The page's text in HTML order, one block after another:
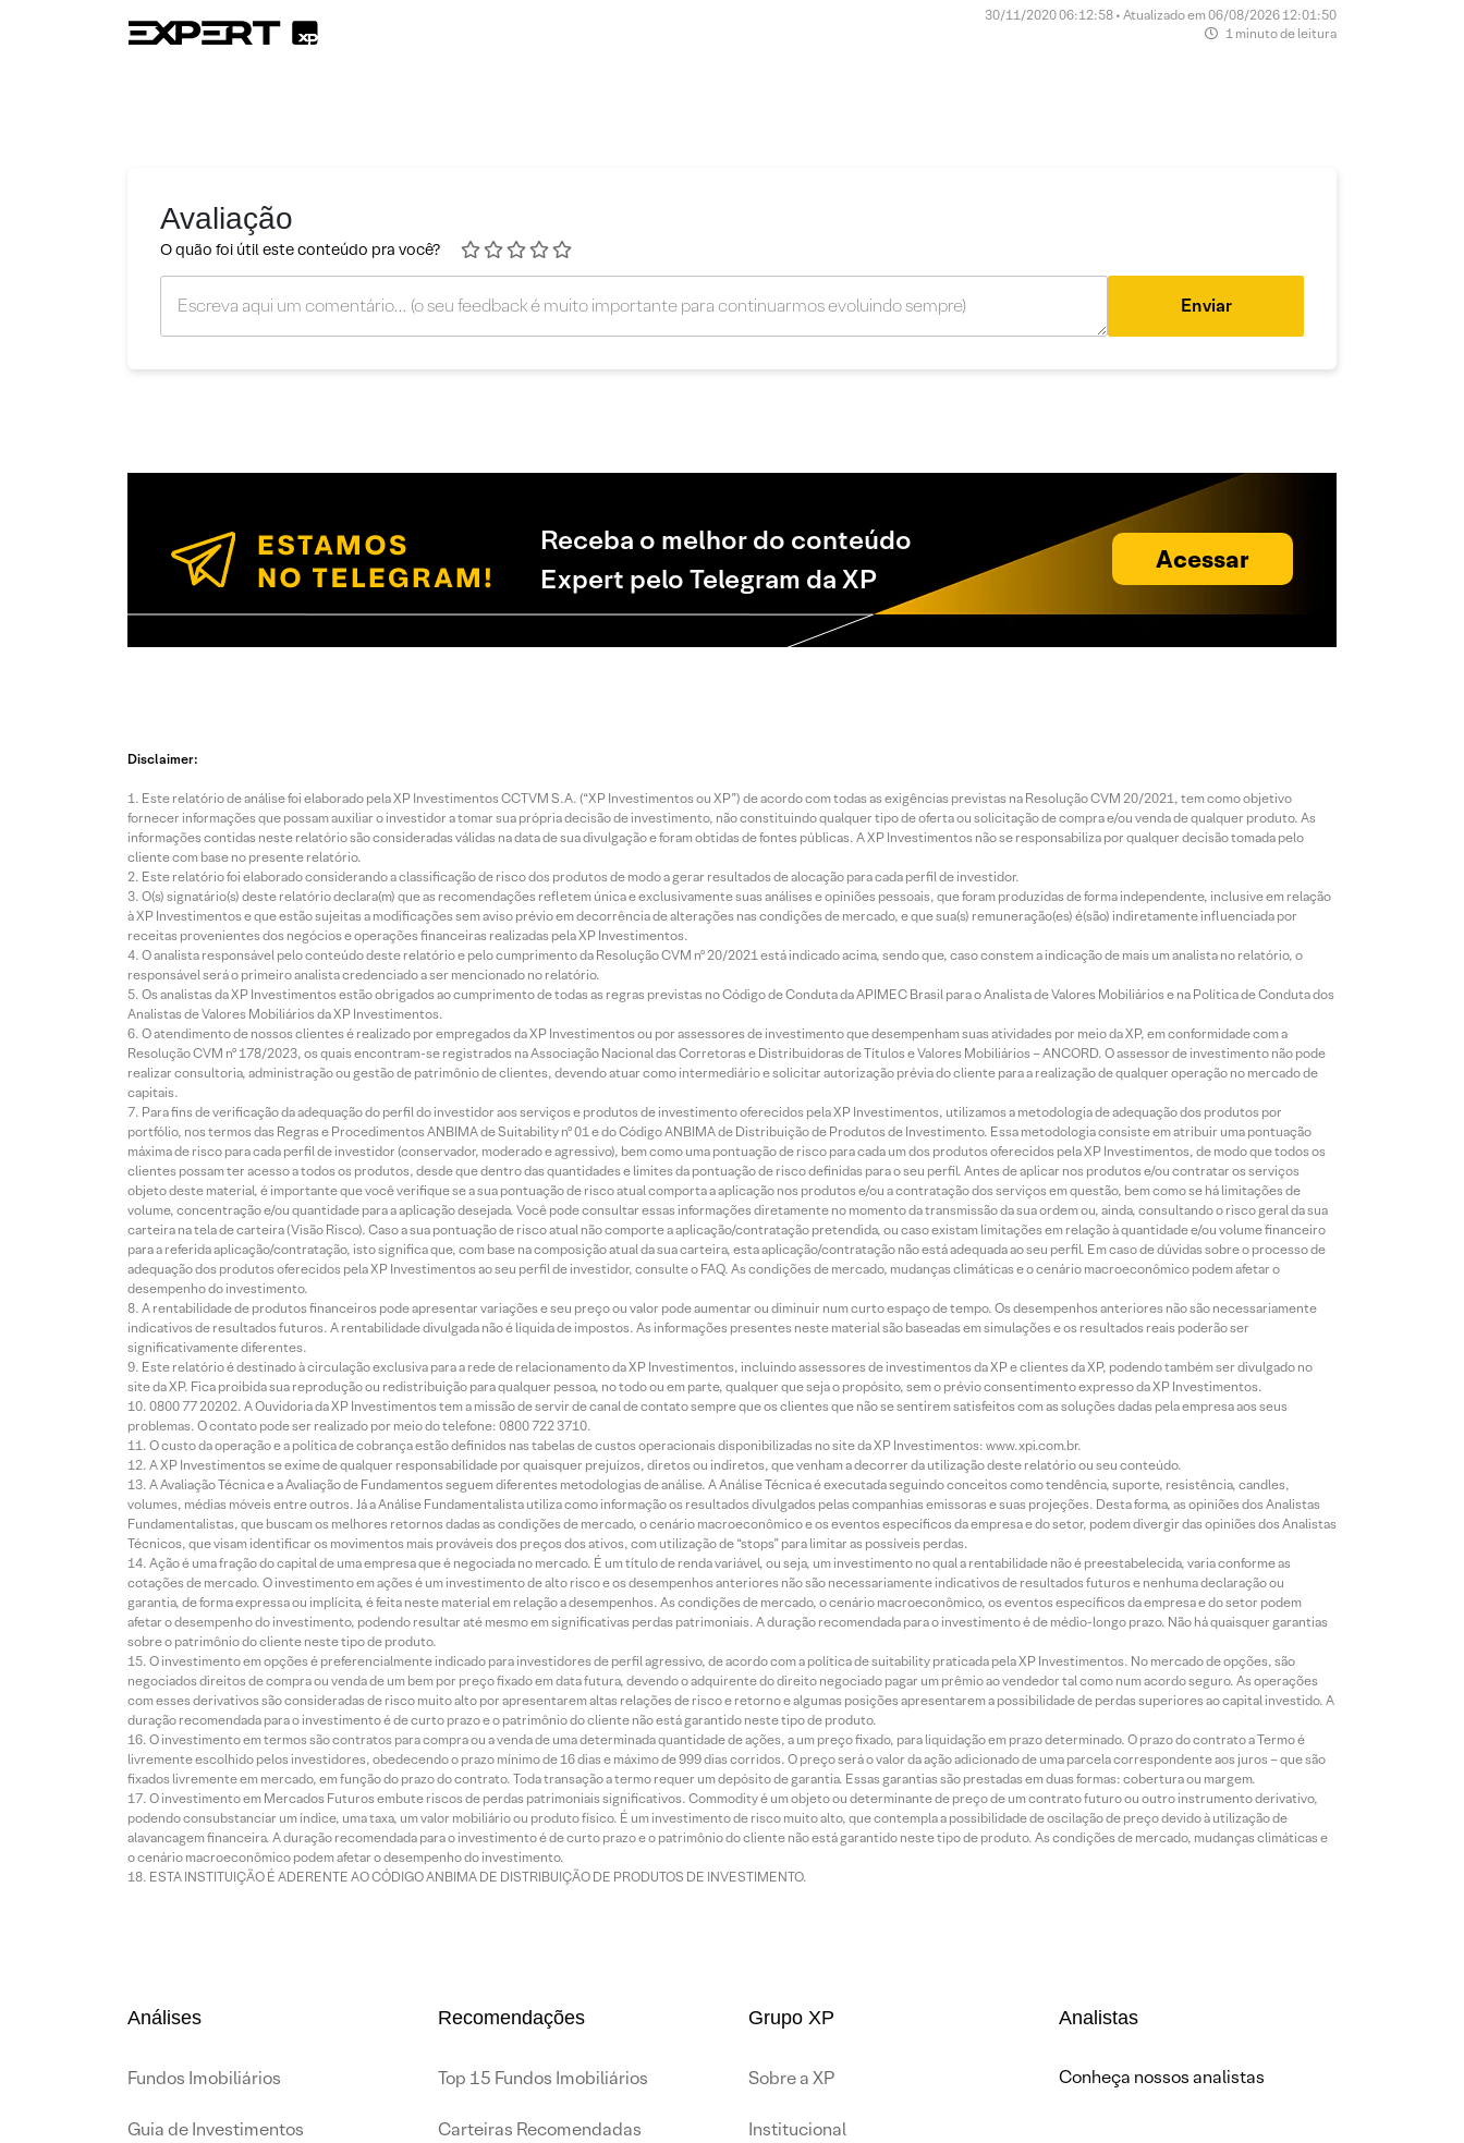
30/11/2020 06:12:58 • Atualizado em 06/08/2026 12:01:50
1 minuto de leitura
Avaliação
O quão foi útil este conteúdo pra você?
Enviar
Receba o melhor do conteúdo
Expert pelo Telegram da XP
Acessar
Disclaimer:
Este relatório de análise foi elaborado pela XP Investimentos CCTVM S.A. (“XP Investimentos ou XP”) de acordo com todas as exigências previstas na Resolução CVM 20/2021, tem como objetivo
fornecer informações que possam auxiliar o investidor a tomar sua própria decisão de investimento, não constituindo qualquer tipo de oferta ou solicitação de compra e/ou venda de qualquer produto. As
informações contidas neste relatório são consideradas válidas na data de sua divulgação e foram obtidas de fontes públicas. A XP Investimentos não se responsabiliza por qualquer decisão tomada pelo
cliente com base no presente relatório.
Este relatório foi elaborado considerando a classificação de risco dos produtos de modo a gerar resultados de alocação para cada perfil de investidor.
O(s) signatário(s) deste relatório declara(m) que as recomendações refletem única e exclusivamente suas análises e opiniões pessoais, que foram produzidas de forma independente, inclusive em relação
à XP Investimentos e que estão sujeitas a modificações sem aviso prévio em decorrência de alterações nas condições de mercado, e que sua(s) remuneração(es) é(são) indiretamente influenciada por
receitas provenientes dos negócios e operações financeiras realizadas pela XP Investimentos.
O analista responsável pelo conteúdo deste relatório e pelo cumprimento da Resolução CVM nº 20/2021 está indicado acima, sendo que, caso constem a indicação de mais um analista no relatório, o
responsável será o primeiro analista credenciado a ser mencionado no relatório.
Os analistas da XP Investimentos estão obrigados ao cumprimento de todas as regras previstas no Código de Conduta da APIMEC Brasil para o Analista de Valores Mobiliários e na Política de Conduta dos
Analistas de Valores Mobiliários da XP Investimentos.
O atendimento de nossos clientes é realizado por empregados da XP Investimentos ou por assessores de investimento que desempenham suas atividades por meio da XP, em conformidade com a
Resolução CVM nº 178/2023, os quais encontram-se registrados na Associação Nacional das Corretoras e Distribuidoras de Títulos e Valores Mobiliários – ANCORD. O assessor de investimento não pode
realizar consultoria, administração ou gestão de patrimônio de clientes, devendo atuar como intermediário e solicitar autorização prévia do cliente para a realização de qualquer operação no mercado de
capitais.
Para fins de verificação da adequação do perfil do investidor aos serviços e produtos de investimento oferecidos pela XP Investimentos, utilizamos a metodologia de adequação dos produtos por
portfólio, nos termos das Regras e Procedimentos ANBIMA de Suitability nº 01 e do Código ANBIMA de Distribuição de Produtos de Investimento. Essa metodologia consiste em atribuir uma pontuação
máxima de risco para cada perfil de investidor (conservador, moderado e agressivo), bem como uma pontuação de risco para cada um dos produtos oferecidos pela XP Investimentos, de modo que todos os
clientes possam ter acesso a todos os produtos, desde que dentro das quantidades e limites da pontuação de risco definidas para o seu perfil. Antes de aplicar nos produtos e/ou contratar os serviços
objeto deste material, é importante que você verifique se a sua pontuação de risco atual comporta a aplicação nos produtos e/ou a contratação dos serviços em questão, bem como se há limitações de
volume, concentração e/ou quantidade para a aplicação desejada. Você pode consultar essas informações diretamente no momento da transmissão da sua ordem ou, ainda, consultando o risco geral da sua
carteira na tela de carteira (Visão Risco). Caso a sua pontuação de risco atual não comporte a aplicação/contratação pretendida, ou caso existam limitações em relação à quantidade e/ou volume financeiro
para a referida aplicação/contratação, isto significa que, com base na composição atual da sua carteira, esta aplicação/contratação não está adequada ao seu perfil. Em caso de dúvidas sobre o processo de
adequação dos produtos oferecidos pela XP Investimentos ao seu perfil de investidor, consulte o FAQ. As condições de mercado, mudanças climáticas e o cenário macroeconômico podem afetar o
desempenho do investimento.
A rentabilidade de produtos financeiros pode apresentar variações e seu preço ou valor pode aumentar ou diminuir num curto espaço de tempo. Os desempenhos anteriores não são necessariamente
indicativos de resultados futuros. A rentabilidade divulgada não é líquida de impostos. As informações presentes neste material são baseadas em simulações e os resultados reais poderão ser
significativamente diferentes.
Este relatório é destinado à circulação exclusiva para a rede de relacionamento da XP Investimentos, incluindo assessores de investimentos da XP e clientes da XP, podendo também ser divulgado no
site da XP. Fica proibida sua reprodução ou redistribuição para qualquer pessoa, no todo ou em parte, qualquer que seja o propósito, sem o prévio consentimento expresso da XP Investimentos.
0800 77 20202. A Ouvidoria da XP Investimentos tem a missão de servir de canal de contato sempre que os clientes que não se sentirem satisfeitos com as soluções dadas pela empresa aos seus
problemas. O contato pode ser realizado por meio do telefone: 0800 722 3710.
O custo da operação e a política de cobrança estão definidos nas tabelas de custos operacionais disponibilizadas no site da XP Investimentos: www.xpi.com.br.
A XP Investimentos se exime de qualquer responsabilidade por quaisquer prejuízos, diretos ou indiretos, que venham a decorrer da utilização deste relatório ou seu conteúdo.
A Avaliação Técnica e a Avaliação de Fundamentos seguem diferentes metodologias de análise. A Análise Técnica é executada seguindo conceitos como tendência, suporte, resistência, candles,
volumes, médias móveis entre outros. Já a Análise Fundamentalista utiliza como informação os resultados divulgados pelas companhias emissoras e suas projeções. Desta forma, as opiniões dos Analistas
Fundamentalistas, que buscam os melhores retornos dadas as condições de mercado, o cenário macroeconômico e os eventos específicos da empresa e do setor, podem divergir das opiniões dos Analistas
Técnicos, que visam identificar os movimentos mais prováveis dos preços dos ativos, com utilização de “stops” para limitar as possíveis perdas.
Ação é uma fração do capital de uma empresa que é negociada no mercado. É um título de renda variável, ou seja, um investimento no qual a rentabilidade não é preestabelecida, varia conforme as
cotações de mercado. O investimento em ações é um investimento de alto risco e os desempenhos anteriores não são necessariamente indicativos de resultados futuros e nenhuma declaração ou
garantia, de forma expressa ou implícita, é feita neste material em relação a desempenhos. As condições de mercado, o cenário macroeconômico, os eventos específicos da empresa e do setor podem
afetar o desempenho do investimento, podendo resultar até mesmo em significativas perdas patrimoniais. A duração recomendada para o investimento é de médio-longo prazo. Não há quaisquer garantias
sobre o patrimônio do cliente neste tipo de produto.
O investimento em opções é preferencialmente indicado para investidores de perfil agressivo, de acordo com a política de suitability praticada pela XP Investimentos. No mercado de opções, são
negociados direitos de compra ou venda de um bem por preço fixado em data futura, devendo o adquirente do direito negociado pagar um prêmio ao vendedor tal como num acordo seguro. As operações
com esses derivativos são consideradas de risco muito alto por apresentarem altas relações de risco e retorno e algumas posições apresentarem a possibilidade de perdas superiores ao capital investido. A
duração recomendada para o investimento é de curto prazo e o patrimônio do cliente não está garantido neste tipo de produto.
O investimento em termos são contratos para compra ou a venda de uma determinada quantidade de ações, a um preço fixado, para liquidação em prazo determinado. O prazo do contrato a Termo é
livremente escolhido pelos investidores, obedecendo o prazo mínimo de 16 dias e máximo de 999 dias corridos. O preço será o valor da ação adicionado de uma parcela correspondente aos juros – que são
fixados livremente em mercado, em função do prazo do contrato. Toda transação a termo requer um depósito de garantia. Essas garantias são prestadas em duas formas: cobertura ou margem.
O investimento em Mercados Futuros embute riscos de perdas patrimoniais significativos. Commodity é um objeto ou determinante de preço de um contrato futuro ou outro instrumento derivativo,
podendo consubstanciar um índice, uma taxa, um valor mobiliário ou produto físico. É um investimento de risco muito alto, que contempla a possibilidade de oscilação de preço devido à utilização de
alavancagem financeira. A duração recomendada para o investimento é de curto prazo e o patrimônio do cliente não está garantido neste tipo de produto. As condições de mercado, mudanças climáticas e
o cenário macroeconômico podem afetar o desempenho do investimento.
ESTA INSTITUIÇÃO É ADERENTE AO CÓDIGO ANBIMA DE DISTRIBUIÇÃO DE PRODUTOS DE INVESTIMENTO.
Análises
Fundos Imobiliários
Guia de Investimentos
Recomendações
Top 15 Fundos Imobiliários
Carteiras Recomendadas
Grupo XP
Sobre a XP
Institucional
Analistas
Conheça nossos analistas